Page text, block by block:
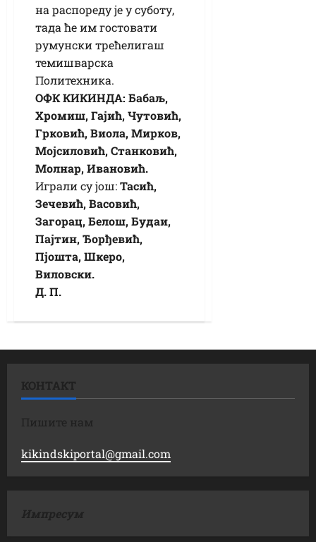
на распореду је у суботу,
тада ће им гостовати
румунски трећелигаш
темишварска
Политехника.
ОФК КИКИНДА: Бабаљ,
Хромиш, Гајић, Чутовић,
Грковић, Виола, Мирков,
Мојсиловић, Станковић,
Молнар, Ивановић.
Играли су још:Тасић,
Зечевић, Васовић,
Загорац, Белош, Будаи,
Пајтин, Ђорђевић,
Пјошта, Шкеро,
Виловски.
Д. П.
КОНТАКТ
Пишите нам
kikindskiportal@gmail.com
Импресум